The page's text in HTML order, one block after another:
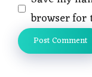
browser